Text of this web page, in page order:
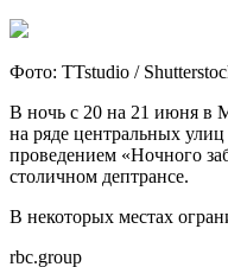
Фото: TTstudio /
В ночь с 20 на 21 июня в
на ряде центральных
проведением «Ночного
столичном дептрансе.
В некоторых местах
rbc.group